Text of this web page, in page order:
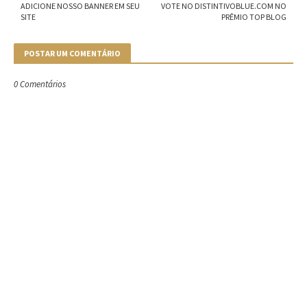
VOTE NO DISTINTIVOBLUE.COM NO
PRÊMIO TOP BLOG
ADICIONE NOSSO BANNER EM SEU
SITE
POSTAR UM COMENTÁRIO
0 Comentários